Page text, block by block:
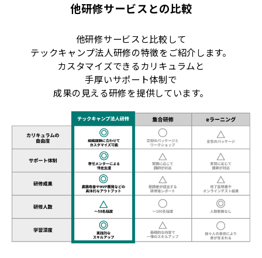
他研修サービスとの比較
他研修サービスと比較して
テックキャンプ法人研修の特徴をご紹介します。
カスタマイズできるカリキュラムと
手厚いサポート体制で
成果の見える研修を提供しています。